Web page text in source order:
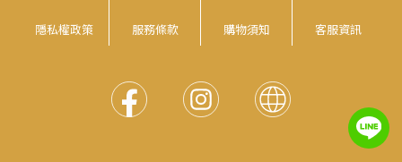
隱私權政策 服務條款 購物須知 客服資訊